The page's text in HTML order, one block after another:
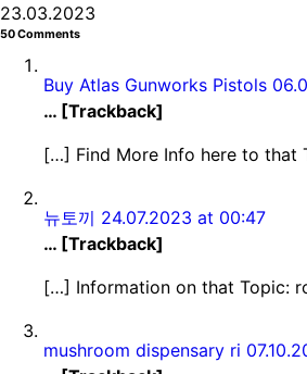
23.03.2023
50 Comments
Buy Atlas Gunworks Pistols
… [Trackback]
[…] Find More Info here to that
뉴토끼 24.07.2023 at 00:47
… [Trackback]
[…] Information on that Topic:
mushroom dispensary ri